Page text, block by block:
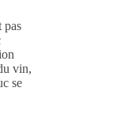
pas
vin,
se